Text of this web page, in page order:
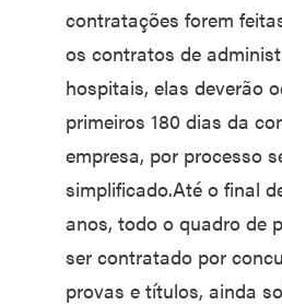
contratações forem
os contratos de
hospitais, elas deverão
primeiros 180 dias da
empresa, por processo
simplificado.Até o final
anos, todo o quadro de
ser contratado por
provas e títulos, ainda